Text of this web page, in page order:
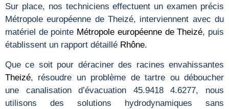
Sur place, nos techniciens effectuent un examen précis
Métropole européenne de Theizé, interviennent avec du
matériel de pointe Métropole européenne de Theizé, puis
établissent un rapport détaillé Rhône.
Que ce soit pour déraciner des racines envahissantes
Theizé, résoudre un problème de tartre ou déboucher
une canalisation d’évacuation 45.9418 4.6277, nous
utilisons des solutions hydrodynamiques sans